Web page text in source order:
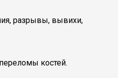
разрывы, вывихи,
костей.